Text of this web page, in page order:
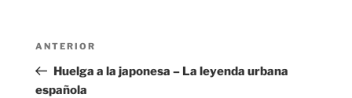
entradas
Entrada
anterior:
ANTERIOR
Huelga a la japonesa – La leyenda urbana
española